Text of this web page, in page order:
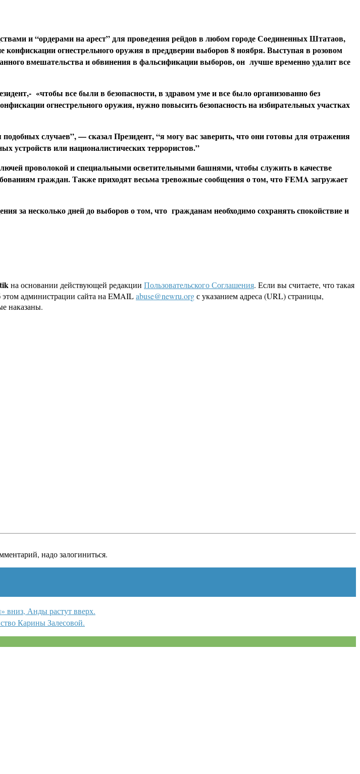
и “ордерами на арест” для проведения рейдов в любом городе Соединенных Штатаов,
огнестрельного оружия в преддверии выборов 8 ноября. Выступая в розовом
вмешательства и обвинения в фальсификации выборов, он лучше временно удалит все
«чтобы все были в безопасности, в здравом уме и все было организованно без
огнестрельного оружия, нужно повысить безопасность на избирательных участках
случаев”, — сказал Президент, “я могу вас заверить, что они готовы для отражения
устройств или националистических террористов.”
проволокой и специальными осветительными башнями, чтобы служить в качестве
граждан. Также приходят весьма тревожные сообщения о том, что FEMA загружает
за несколько дней до выборов о том, что гражданам необходимо сохранять спокойствие и
на основании действующей редакции Пользовательского Соглашения. Если вы считаете, что такая
администрации сайта на EMAILabuse@newru.orgс указанием адреса (URL) страницы,
наказаны.
надо залогиниться.
вниз, Анды растут вверх.
Карины Залесовой.